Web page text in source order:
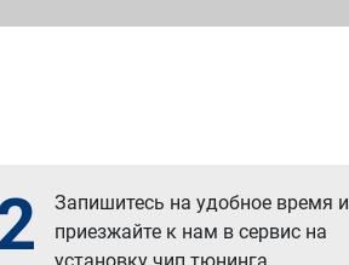
Запишитесь на удобное время и
приезжайте к нам в сервис на